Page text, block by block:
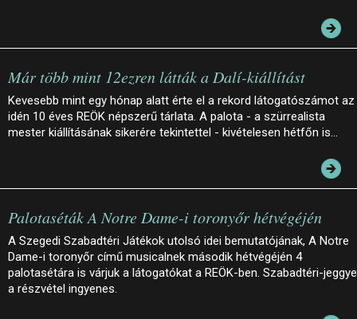
Már több mint 12ezren látták a Dalí-kiállítást
Kevesebb mint egy hónap alatt érte el a rekord látogatószámot az
idén 10 éves REÖK népszerű tárlata. A palota - a szürrealista
mester kiállításának sikerére tekintettel - kivételesen hétfőn is…
Palotaséták A Notre Dame-i toronyőr hétvégéjén
A Szegedi Szabadtéri Játékok utolsó idei bemutatójának, A Notre
Dame-i toronyőr című musicalnek második hétvégéjén 4
palotasétára is várjuk a látogatókat a REÖK-ben. Szabadtéri-
a részvétel ingyenes.